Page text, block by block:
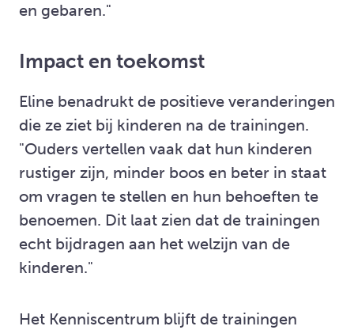
en gebaren."
Impact en toekomst
Eline benadrukt de positieve veranderingen
die ze ziet bij kinderen na de trainingen.
"Ouders vertellen vaak dat hun kinderen
rustiger zijn, minder boos en beter in staat
om vragen te stellen en hun behoeften te
benoemen. Dit laat zien dat de trainingen
echt bijdragen aan het welzijn van de
kinderen."
Het Kenniscentrum blijft de trainingen